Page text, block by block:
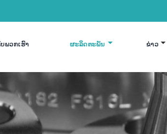
ພວກ​ເຮົາ ຜະລິດຕະພັນ ຂ່າວ